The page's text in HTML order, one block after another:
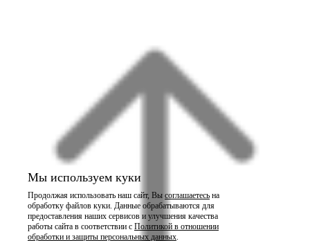
Мы используем куки
Продолжая использовать наш сайт, Вы соглашаетесь на
обработку файлов куки. Данные обрабатываются для
предоставления наших сервисов и улучшения качества
работы сайта в соответствии с Политикой в отношении
обработки и защиты персональных данных.